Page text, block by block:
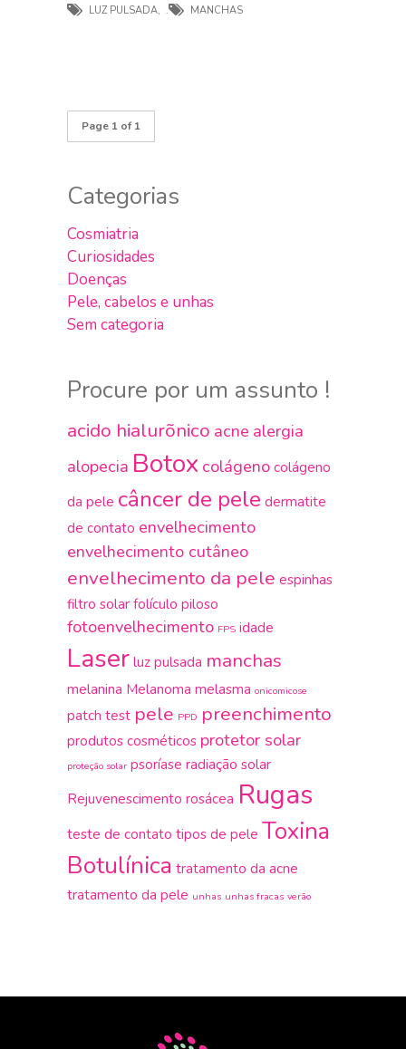
LUZ PULSADA, MANCHAS
Page 1 of 1
Categorias
Cosmiatria
Curiosidades
Doenças
Pele, cabelos e unhas
Sem categoria
Procure por um assunto !
acido hialurõnico acne alergia
alopecia Botox colágeno colágeno
da pele câncer de pele dermatite
de contato envelhecimento
envelhecimento cutâneo
envelhecimento da pele espinhas
filtro solar folículo piloso
fotoenvelhecimento FPS idade
Laser luz pulsada manchas
melanina Melanoma melasma onicomicose
patch test pele PPD preenchimento
produtos cosméticos protetor solar
proteção solar psoríase radiação solar
Rejuvenescimento rosácea Rugas
teste de contato tipos de pele Toxina
Botulínica tratamento da acne
tratamento da pele unhas unhas fracas verão